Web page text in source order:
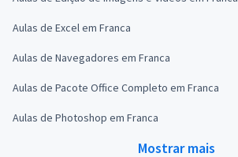
Aulas de Excel em Franca
Aulas de Navegadores em Franca
Aulas de Pacote Office Completo em Franca
Aulas de Photoshop em Franca
Mostrar mais